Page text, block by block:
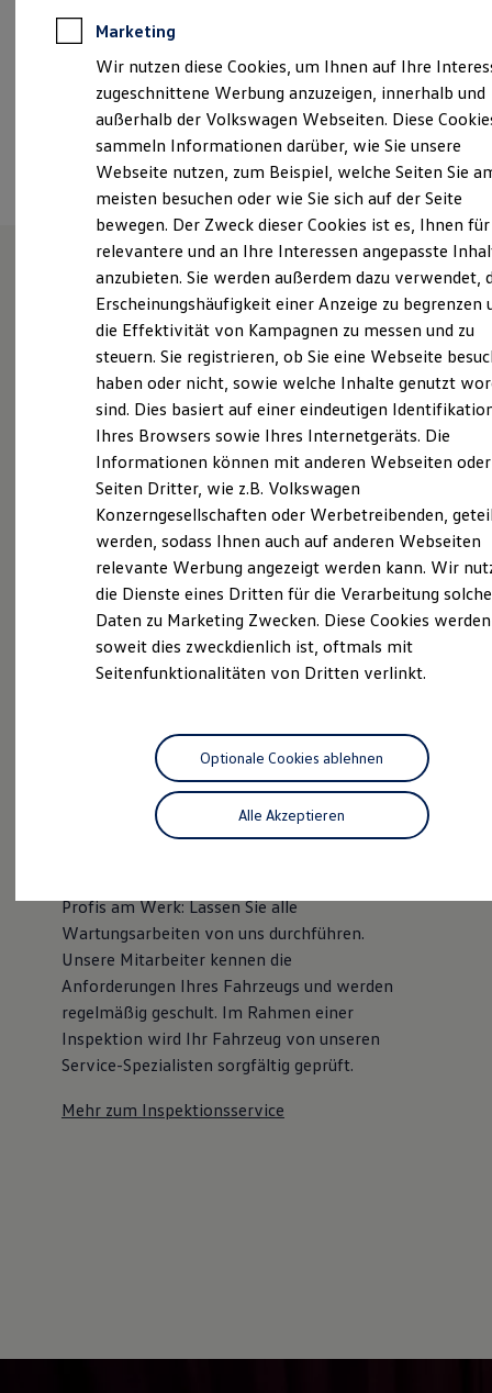
Reparatur & Service
Sommer-Special
Reparatur, Pflege & Inspektion
Servicetermin anfragen
Service-Vorteile bei Volkswagen Nutzfahrzeuge
ServicePlus
Economy Service
Räder & Reifen Service
Ersatzfahrzeuge
Notdienst und Pannenhilfe
Software, Konnektivität & Apps
California App
VW Connect für Ihren Transporter/Caravelle
VW Connect für Ihren Amarok
VW Connect für andere Modelle
Fleet Interface Data
Multistop Pathfinder
Übersicht Software Updates
Digitales Bordbuch
Fahrerassistenz- und Sicherheitssysteme
Kontrollleuchten
Kurzfahrprofile und Ölverdünnung
Batterieverordnung
XTL-Dieselkraftstoff
Ersatzteile und Betriebsflüssigkeiten
Original Zubehör und Lifestyle Produkte
myVolkswagen
myVolkswagen Business
Elektrisch & Autonom
Unser Ansatz
Reichweitensimulator
Ladezeitensimulator
Ladelösungen für Privatkunden
Ladelösungen für Gewerbekunden
Wallbox und Ladekabel
Bidirektionales Laden
Fördermöglichkeiten für Gewerbekunden
Kostensimulator
Autonomes Fahren
Mehr zum ID. Buzz
Online Beratung
California Welt
California Club
California Magazin & Ratgeber
Vanlife
Ratgeber
California Reisen & Erlebnisse
+49 9371 97720
Ansprechpartner
Termin vereinbaren
Unsere Leistungenim
Überblick
Service
UnsereService
Leistungen
Profis am Werk: Lassen Sie alle
Wartungsarbeiten von uns durchführen.
Unsere Mitarbeiter kennen die
Anforderungen Ihres Fahrzeugs und werden
regelmäßig geschult. Im Rahmen einer
Inspektion wird Ihr Fahrzeug von unseren
Service-Spezialisten sorgfältig geprüft.
Mehr zum Inspektionsservice
Marketing
Wir nutzen diese Cookies, um Ihnen auf Ihre
zugeschnittene Werbung anzuzeigen, innerhalb und
außerhalb der Volkswagen Webseiten. Diese
sammeln Informationen darüber, wie Sie unsere
Webseite nutzen, zum Beispiel, welche Seiten Sie
meisten besuchen oder wie Sie sich auf der Seite
bewegen. Der Zweck dieser Cookies ist es, Ihnen für
relevantere und an Ihre Interessen angepasste
anzubieten. Sie werden außerdem dazu verwendet,
Erscheinungshäufigkeit einer Anzeige zu begrenzen
die Effektivität von Kampagnen zu messen und zu
steuern. Sie registrieren, ob Sie eine Webseite
haben oder nicht, sowie welche Inhalte genutzt
sind. Dies basiert auf einer eindeutigen
Ihres Browsers sowie Ihres Internetgeräts. Die
Informationen können mit anderen Webseiten oder
Seiten Dritter, wie z.B. Volkswagen
Konzerngesellschaften oder Werbetreibenden,
werden, sodass Ihnen auch auf anderen Webseiten
relevante Werbung angezeigt werden kann. Wir
die Dienste eines Dritten für die Verarbeitung
Daten zu Marketing Zwecken. Diese Cookies
soweit dies zweckdienlich ist, oftmals mit
Seitenfunktionalitäten von Dritten verlinkt.
Alle Akzeptieren
Optionale Cookies ablehnen